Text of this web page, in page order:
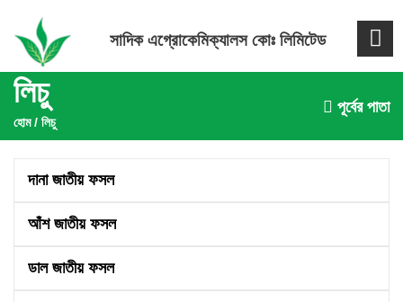
লিচু পূর্বের পাতা
হোম/ লিচু
দানা জাতীয় ফসল
আঁশ জাতীয় ফসল
ডাল জাতীয় ফসল
সাদিক এগ্রোকেমিক্যালস কোঃ লিমিটেড